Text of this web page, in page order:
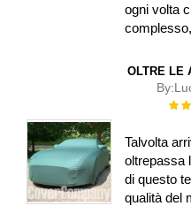
ogni volta
OLTRE LE
By:
Talvolta
oltrepassa
di questo
qualità del